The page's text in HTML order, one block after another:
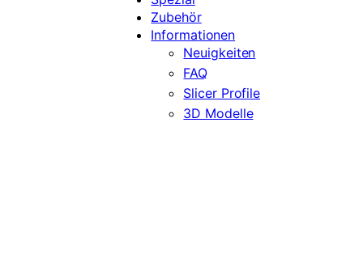
Zubehör
Informationen
Neuigkeiten
FAQ
Slicer Profile
3D Modelle